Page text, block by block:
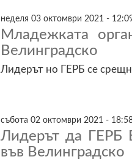
неделя 03 октомври 2021 -
Младежката
Велинградско
Лидерът но ГЕРБ се
събота 02 октомври 2021 -
Лидерът да ГЕРБ
във Велинградско